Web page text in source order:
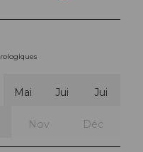
Mai Jui Jui
Nov Déc